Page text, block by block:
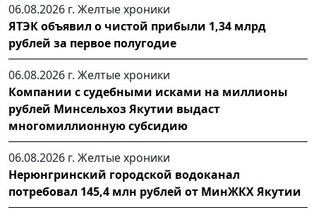
06.08.2026 г. Желтые хроники
ЯТЭК объявил о чистой прибыли 1,34 млрд
рублей за первое полугодие
06.08.2026 г. Желтые хроники
Компании с судебными исками на миллионы
рублей Минсельхоз Якутии выдаст
многомиллионную субсидию
06.08.2026 г. Желтые хроники
Нерюнгринский городской водоканал
потребовал 145,4 млн рублей от МинЖКХ Якутии